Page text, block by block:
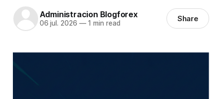
Administracion Blogforex
06 jul. 2026 —1 min read Share